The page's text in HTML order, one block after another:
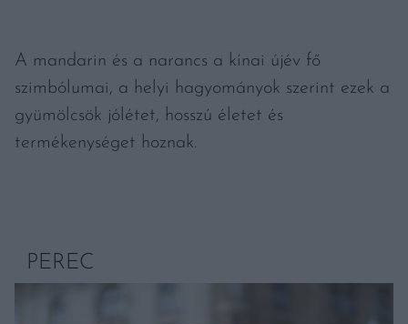
A mandarin és a narancs a kínai újév fő
szimbólumai, a helyi hagyományok szerint ezek a
gyümölcsök jólétet, hosszú életet és
termékenységet hoznak.
PEREC